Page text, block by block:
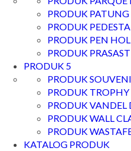
PRODUK PATUNG
PRODUK
PRODUK PEN
PRODUK
PRODUK 5
PRODUK
PRODUK
PRODUK VANDEL
PRODUK WALL
PRODUK
KATALOG PRODUK